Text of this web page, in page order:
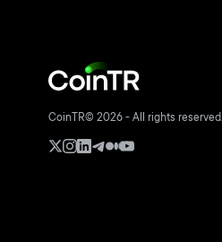
CoinTR© 2026 - All rights reserved.